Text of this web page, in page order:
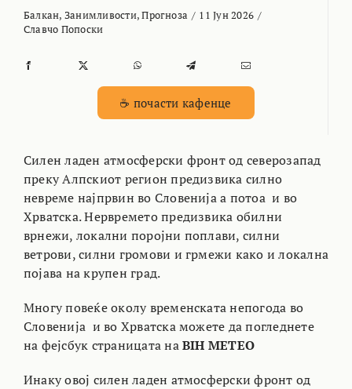
Балкан, Занимливости,Прогноза / 11 Јун 2026 /
Славчо Попоски
☕ почасти кафенце
Силен ладен атмосферски фронт од северозапад
преку Алпскиот регион предизвика силно
невреме најпрвин во Словенија а потоа и во
Хрватска. Нервремето предизвика обилни
врнежи, локални поројни поплави, силни
ветрови, силни громови и грмежи како и локална
појава на крупен град.
Многу повеќе околу временската непогода во
Словенија и во Хрватска можете да погледнете
на фејсбук страницата наBIH METEO
Инаку овој силен ладен атмосферски фронт од